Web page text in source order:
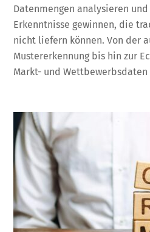
Datenmengen analysieren
Erkenntnisse gewinnen, die
nicht liefern können. Von der
Mustererkennung bis hin zur
Markt- und Wettbewerbsdaten